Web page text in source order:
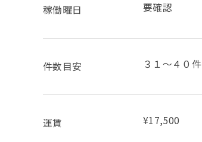
稼働曜日 要確認
件数目安 ３１～４０件
運賃 ¥17,500